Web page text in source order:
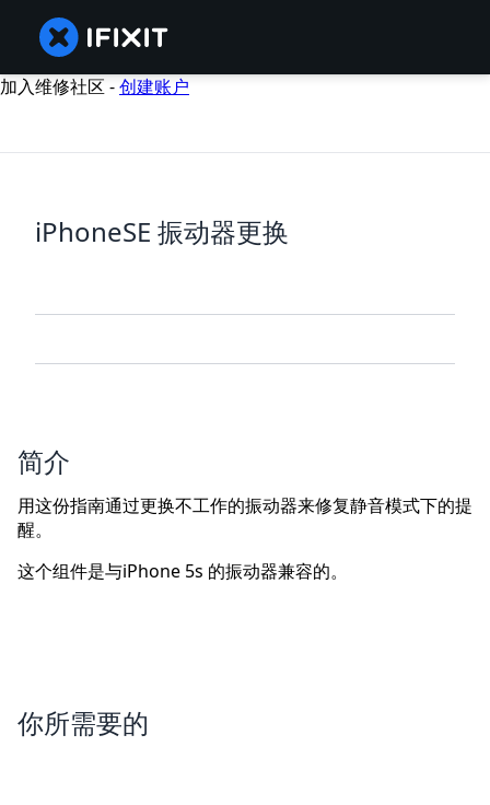
加入维修社区 -创建账户
iPhoneSE 振动器更换
简介
用这份指南通过更换不工作的振动器来修复静音模式下的提
醒。
这个组件是与iPhone 5s 的振动器兼容的。
你所需要的